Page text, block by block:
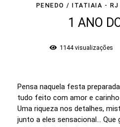
PENEDO / ITATIAIA - RJ
1 ANO
1144visualizações
Pensa naquela festa
tudo feito com amor e
Uma riqueza nos detalhes,
junto a eles sensacional...